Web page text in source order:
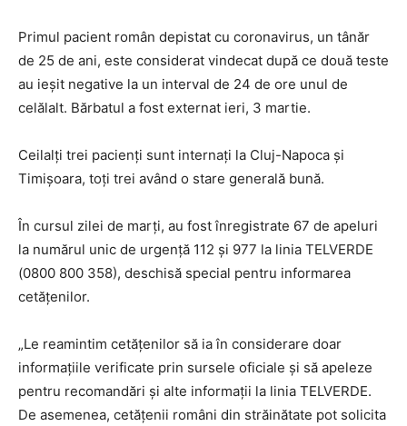
Primul pacient român depistat cu coronavirus, un tânăr
de 25 de ani, este considerat vindecat după ce două teste
au ieșit negative la un interval de 24 de ore unul de
celălalt. Bărbatul a fost externat ieri, 3 martie.
Ceilalți trei pacienți sunt internați la Cluj-Napoca și
Timișoara, toți trei având o stare generală bună.
În cursul zilei de marți, au fost înregistrate 67 de apeluri
la numărul unic de urgență 112 și 977 la linia TELVERDE
(0800 800 358), deschisă special pentru informarea
cetățenilor.
„Le reamintim cetățenilor să ia în considerare doar
informațiile verificate prin sursele oficiale și să apeleze
pentru recomandări și alte informații la linia TELVERDE.
De asemenea, cetățenii români din străinătate pot solicita